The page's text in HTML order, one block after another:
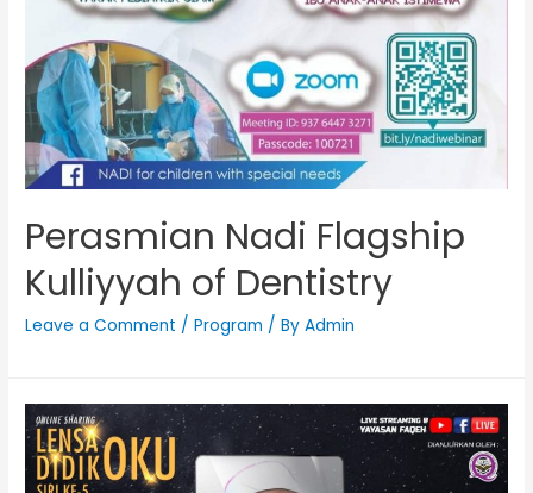
Perasmian Nadi Flagship
Kulliyyah of Dentistry
Leave a Comment /Program / ByAdmin